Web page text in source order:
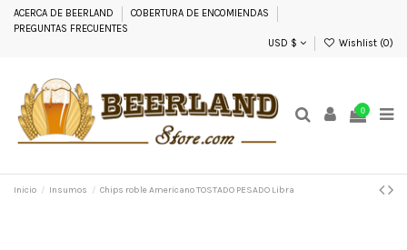
ACERCA DE BEERLAND
COBERTURA DE ENCOMIENDAS
PREGUNTAS FRECUENTES
USD $
Wishlist (0)
0
Inicio Insumos Chips roble Americano TOSTADO PESADO Libra